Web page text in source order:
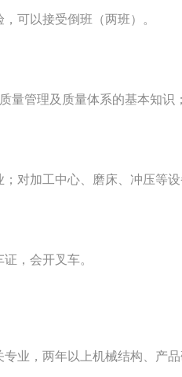
可以接受倒班（两班）。
量管理及质量体系的基本知
对加工中心、磨床、冲压等
，会开叉车。
业，两年以上机械结构、产